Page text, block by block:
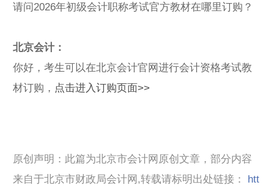
请问2026年初级会计职称考试官方教材在哪里订购？
北京会计：
你好，考生可以在北京会计官网进行会计资格考试教
材订购， 点击进入订购页面>>
原创声明：此篇为北京市会计网原创文章，部分内容
来自于北京市财政局会计网,转载请标明出处链接：
htt